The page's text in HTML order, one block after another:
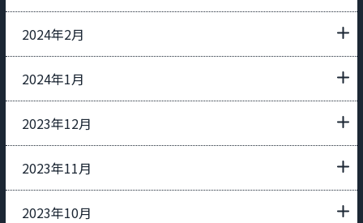
2024年2月
2024年1月
2023年12月
2023年11月
2023年10月